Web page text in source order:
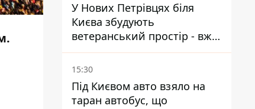
У Нових Петрівцях біля
Києва збудують
ветеранський простір - вже
знайшли проєктанта
15:30
Під Києвом авто взяло на
таран автобус, що